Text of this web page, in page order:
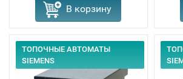
В корзину
ТОПОЧНЫЕ АВТОМАТЫ
SIEMENS